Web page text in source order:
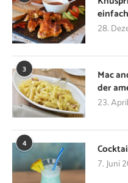
28.
3
Mac
der
23.
4
7. Juni